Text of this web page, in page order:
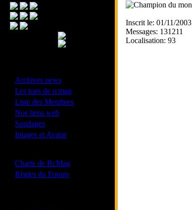
Archives news
Les tops de rcmag
Liste des Membres
Nos liens web
Sondages
Images et Avatar
Charte de RcMag
Règles du Forum
Inscrit le: 01/11/2003
Messages: 131211
Localisation: 93